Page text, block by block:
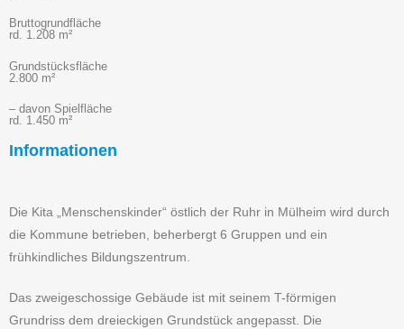
Bruttogrundfläche
rd. 1.208 m²
Grundstücksfläche
2.800 m²
– davon Spielfläche
rd. 1.450 m²
Informationen
Die Kita „Menschenskinder“ östlich der Ruhr in Mülheim wird durch
die Kommune betrieben, beherbergt 6 Gruppen und ein
frühkindliches Bildungszentrum.
Das zweigeschossige Gebäude ist mit seinem T-förmigen
Grundriss dem dreieckigen Grundstück angepasst. Die